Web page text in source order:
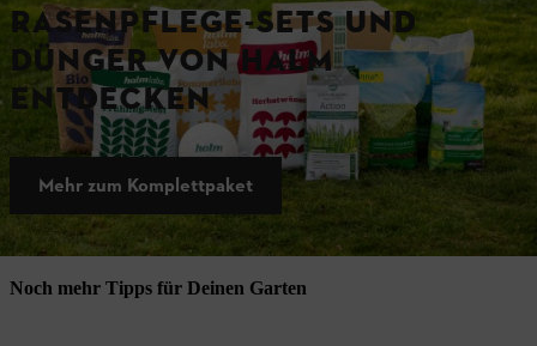
RASENPFLEGE-SETS UND
DÜNGER VON HALM
ENTDECKEN
Mehr zum Komplettpaket
Noch mehr Tipps für Deinen Garten